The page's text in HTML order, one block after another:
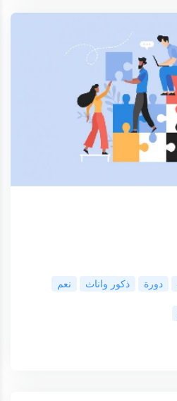
دورة ذكور واناث نعم